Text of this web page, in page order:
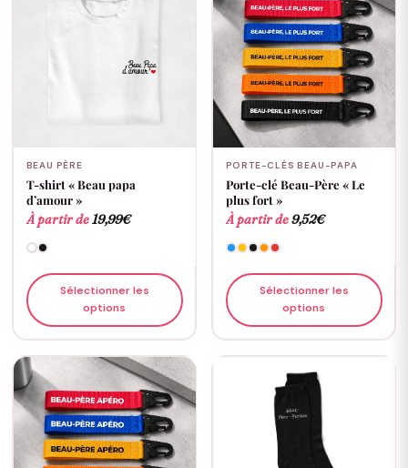
BEAU PÈRE
T-shirt « Beau papa
d’amour »
À partir de19,99€
Sélectionner les
options
PORTE-CLÉS BEAU-PAPA
Porte-clé Beau-Père « Le
plus fort »
À partir de9,52€
Sélectionner les
options